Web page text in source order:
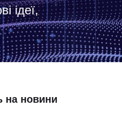
ідеї,
на новини